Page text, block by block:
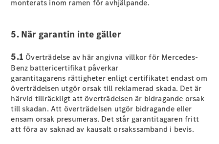
Halvkombi
Konfigurator
Benz Online
Store
Coupé
monterats inom ramen för avhjälpande.
5. När garantin inte gäller
5.1 Överträdelse av här angivna villkor för Mercedes-
Benz battericertifikat påverkar
garantitagarens rättigheter enligt certifikatet endast om
överträdelsen utgör orsak till reklamerad skada. Det är
härvid tillräckligt att överträdelsen är bidragande orsak
till skadan. Att överträdelsen utgör bidragande eller
ensam orsak presumeras. Det står garantitagaren fritt
att föra av saknad av kausalt orsakssamband i bevis.